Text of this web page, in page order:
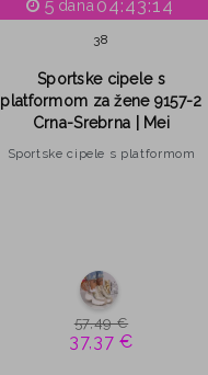
5 dana 04:43:13
38
Sportske cipele s
platformom za žene 9157-2
Crna-Srebrna | Mei
Sportske cipele s platformom
37,37 €
57,49 €